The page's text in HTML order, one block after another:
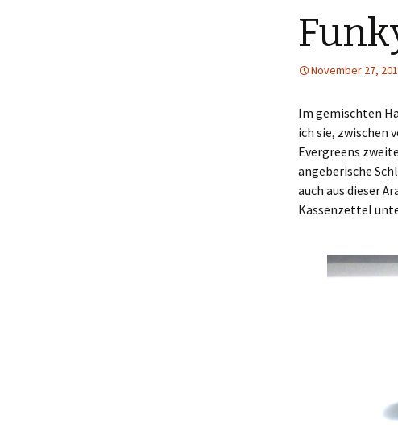
November 27,
Im gemischten
ich sie, zwischen
Evergreens
angeberische
auch aus dieser
Kassenzettel